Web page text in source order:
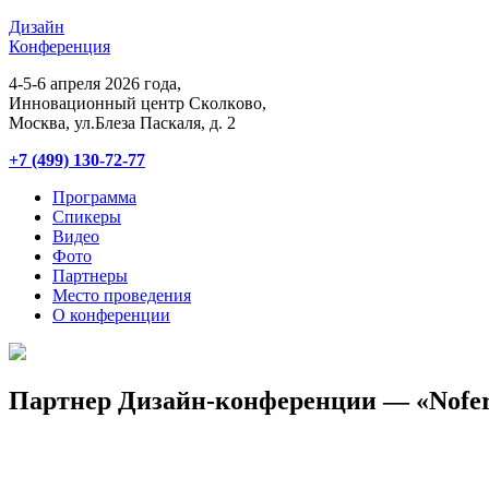
Дизайн
Конференция
4-5-6 апреля 2026 года,
Инновационный центр Сĸолĸово,
Мосĸва, ул.Блеза Пасĸаля, д. 2
+7 (499) 130-72-77
Программа
Спикеры
Видео
Фото
Партнеры
Место проведения
О конференции
Партнер Дизайн-конференции —